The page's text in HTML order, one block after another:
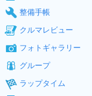
整備手帳
クルマレビュー
フォトギャラリー
グループ
ラップタイム